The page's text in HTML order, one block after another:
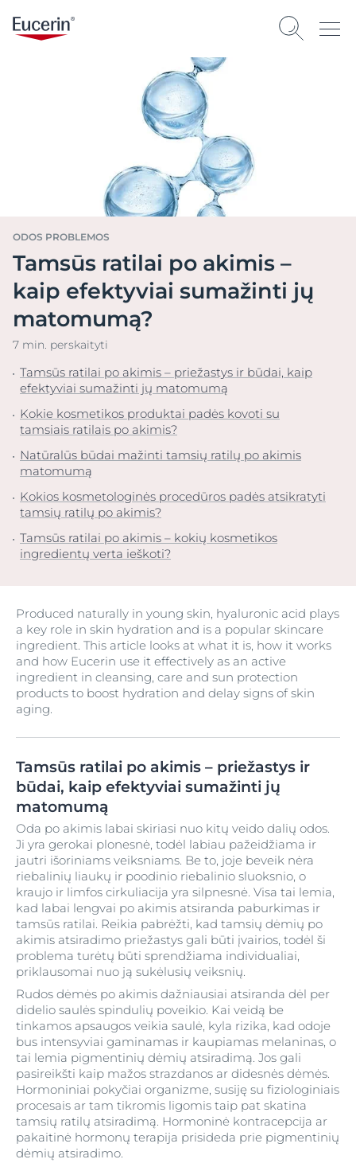
ODOS PROBLEMOS
Tamsūs ratilai po akimis –
kaip efektyviai sumažinti jų
matomumą?
7 min. perskaityti
Tamsūs ratilai po akimis – priežastys ir būdai, kaip
efektyviai sumažinti jų matomumą
Kokie kosmetikos produktai padės kovoti su
tamsiais ratilais po akimis?
Natūralūs būdai mažinti tamsių ratilų po akimis
matomumą
Kokios kosmetologinės procedūros padės atsikratyti
tamsių ratilų po akimis?
Tamsūs ratilai po akimis – kokių kosmetikos
ingredientų verta ieškoti?
Produced naturally in young skin, hyaluronic acid plays
a key role in skin hydration and is a popular skincare
ingredient. This article looks at what it is, how it works
and how Eucerin use it effectively as an active
ingredient in cleansing, care and sun protection
products to boost hydration and delay signs of skin
aging.
Tamsūs ratilai po akimis – priežastys ir
būdai, kaip efektyviai sumažinti jų
matomumą
Oda po akimis labai skiriasi nuo kitų veido dalių odos.
Ji yra gerokai plonesnė, todėl labiau pažeidžiama ir
jautri išoriniams veiksniams. Be to, joje beveik nėra
riebalinių liaukų ir poodinio riebalinio sluoksnio, o
kraujo ir limfos cirkuliacija yra silpnesnė. Visa tai lemia,
kad labai lengvai po akimis atsiranda paburkimas ir
tamsūs ratilai. Reikia pabrėžti, kad tamsių dėmių po
akimis atsiradimo priežastys gali būti įvairios, todėl ši
problema turėtų būti sprendžiama individualiai,
priklausomai nuo ją sukėlusių veiksnių.
Rudos dėmės po akimis dažniausiai atsiranda dėl per
didelio saulės spindulių poveikio. Kai veidą be
tinkamos apsaugos veikia saulė, kyla rizika, kad odoje
bus intensyviai gaminamas ir kaupiamas melaninas, o
tai lemia pigmentinių dėmių atsiradimą. Jos gali
pasireikšti kaip mažos strazdanos ar didesnės dėmės.
Hormoniniai pokyčiai organizme, susiję su fiziologiniais
procesais ar tam tikromis ligomis taip pat skatina
tamsių ratilų atsiradimą. Hormoninė kontracepcija ar
pakaitinė hormonų terapija prisideda prie pigmentinių
dėmių atsiradimo.